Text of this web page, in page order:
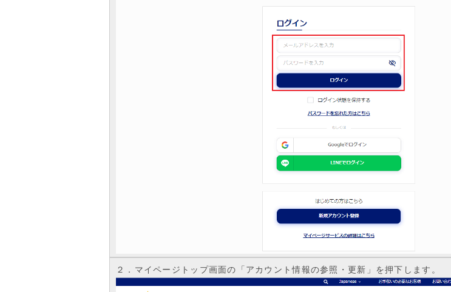
２．マイページトップ画面の「アカウント情報の参照・更新」を押下します。